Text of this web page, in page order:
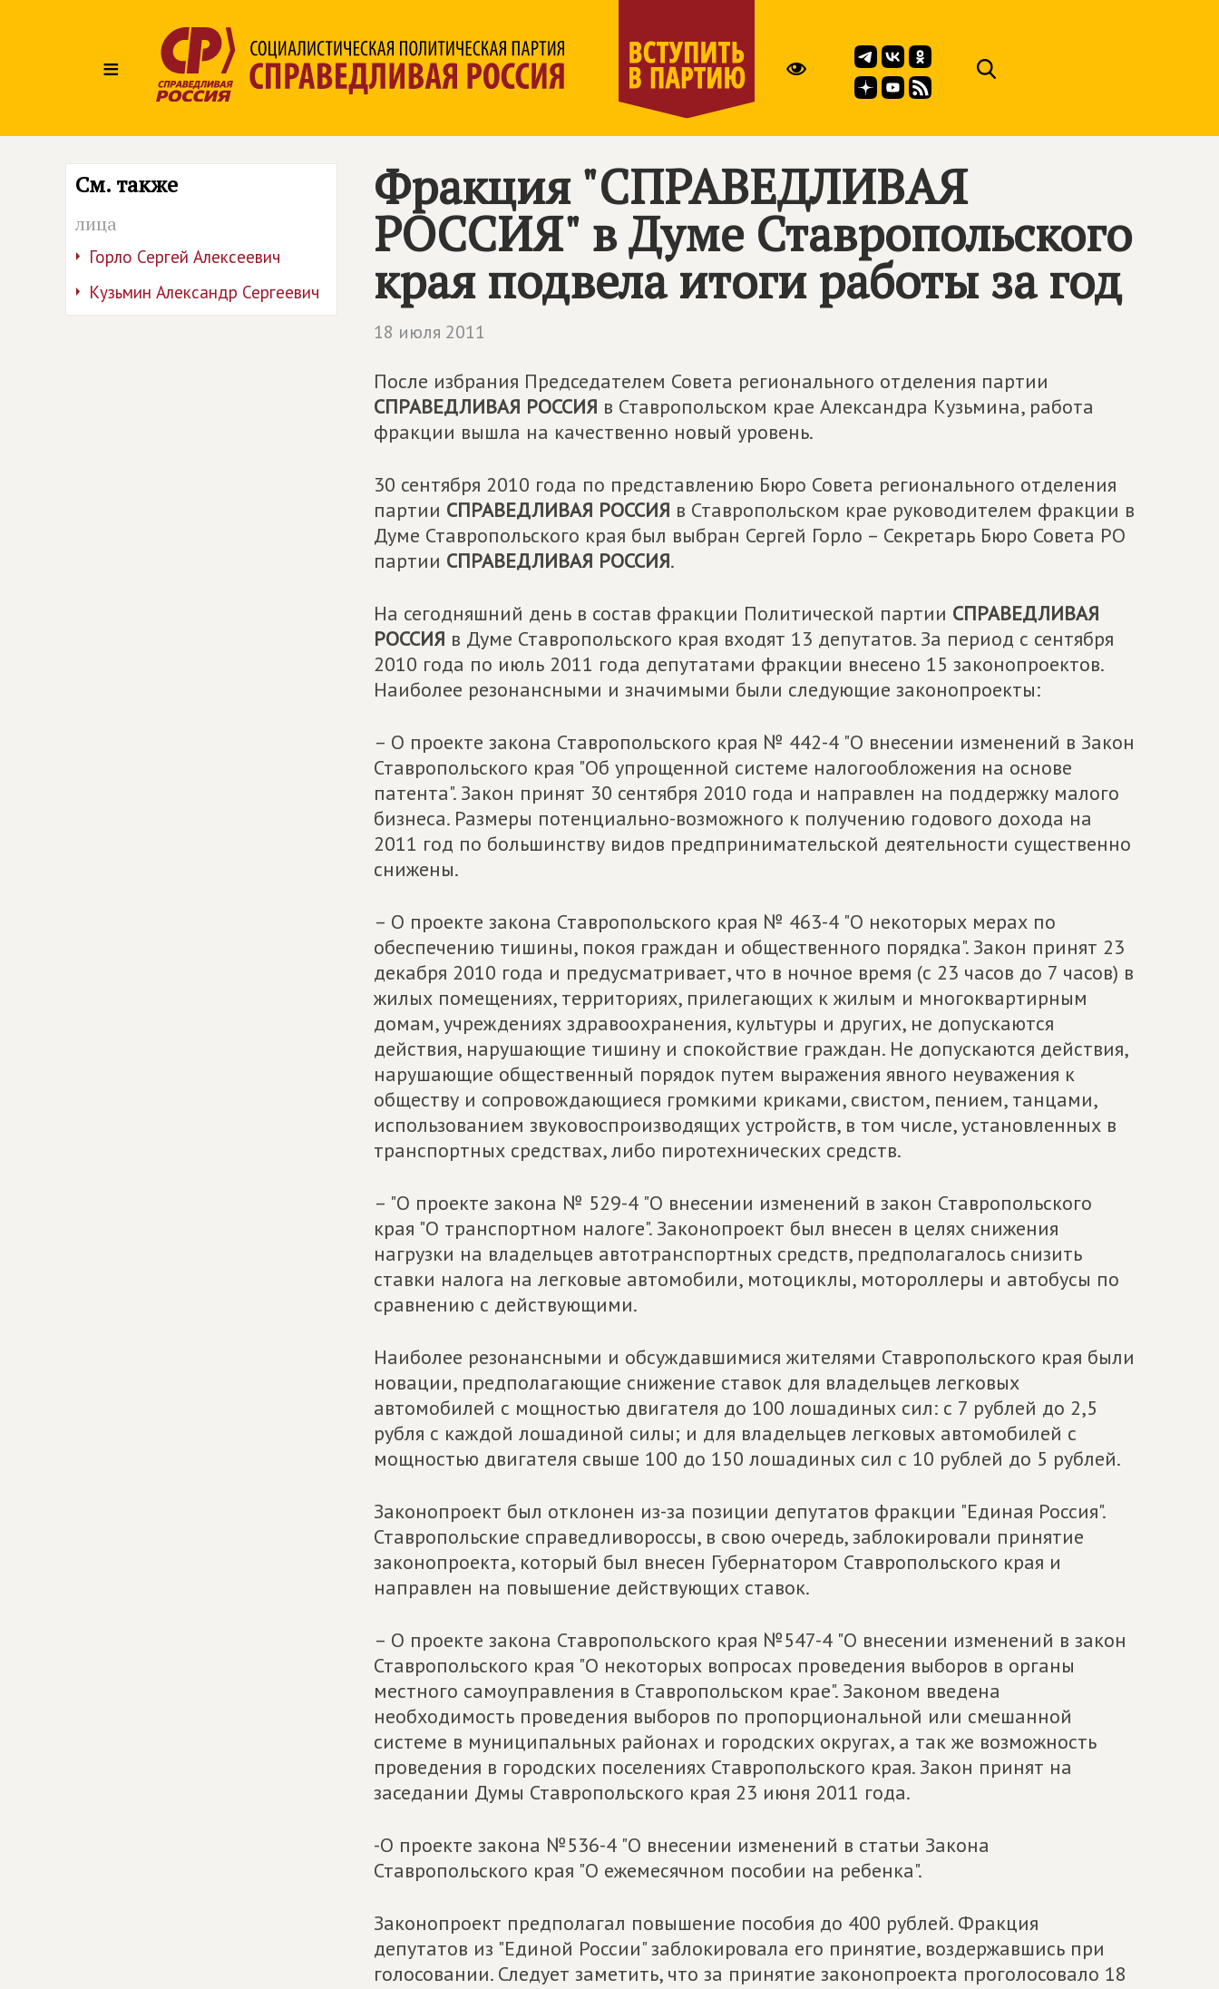
≡
См. также
лица
Горло Сергей Алексеевич
Кузьмин Александр Сергеевич
Фракция "СПРАВЕДЛИВАЯ
РОССИЯ" в Думе Ставропольского
края подвела итоги работы за год
18 июля 2011
После избрания Председателем Совета регионального отделения партии
СПРАВЕДЛИВАЯ РОССИЯ в Ставропольском крае Александра Кузьмина, работа
фракции вышла на качественно новый уровень.
30 сентября 2010 года по представлению Бюро Совета регионального отделения
партии СПРАВЕДЛИВАЯ РОССИЯ в Ставропольском крае руководителем фракции в
Думе Ставропольского края был выбран Сергей Горло – Секретарь Бюро Совета РО
партии СПРАВЕДЛИВАЯ РОССИЯ.
На сегодняшний день в состав фракции Политической партии СПРАВЕДЛИВАЯ
РОССИЯ в Думе Ставропольского края входят 13 депутатов. За период с сентября
2010 года по июль 2011 года депутатами фракции внесено 15 законопроектов.
Наиболее резонансными и значимыми были следующие законопроекты:
– О проекте закона Ставропольского края № 442-4 "О внесении изменений в Закон
Ставропольского края "Об упрощенной системе налогообложения на основе
патента". Закон принят 30 сентября 2010 года и направлен на поддержку малого
бизнеса. Размеры потенциально-возможного к получению годового дохода на
2011 год по большинству видов предпринимательской деятельности существенно
снижены.
– О проекте закона Ставропольского края № 463-4 "О некоторых мерах по
обеспечению тишины, покоя граждан и общественного порядка". Закон принят 23
декабря 2010 года и предусматривает, что в ночное время (с 23 часов до 7 часов) в
жилых помещениях, территориях, прилегающих к жилым и многоквартирным
домам, учреждениях здравоохранения, культуры и других, не допускаются
действия, нарушающие тишину и спокойствие граждан. Не допускаются действия,
нарушающие общественный порядок путем выражения явного неуважения к
обществу и сопровождающиеся громкими криками, свистом, пением, танцами,
использованием звуковоспроизводящих устройств, в том числе, установленных в
транспортных средствах, либо пиротехнических средств.
– "О проекте закона № 529-4 "О внесении изменений в закон Ставропольского
края "О транспортном налоге". Законопроект был внесен в целях снижения
нагрузки на владельцев автотранспортных средств, предполагалось снизить
ставки налога на легковые автомобили, мотоциклы, мотороллеры и автобусы по
сравнению с действующими.
Наиболее резонансными и обсуждавшимися жителями Ставропольского края были
новации, предполагающие снижение ставок для владельцев легковых
автомобилей с мощностью двигателя до 100 лошадиных сил: с 7 рублей до 2,5
рубля с каждой лошадиной силы; и для владельцев легковых автомобилей с
мощностью двигателя свыше 100 до 150 лошадиных сил с 10 рублей до 5 рублей.
Законопроект был отклонен из-за позиции депутатов фракции "Единая Россия".
Ставропольские справедливороссы, в свою очередь, заблокировали принятие
законопроекта, который был внесен Губернатором Ставропольского края и
направлен на повышение действующих ставок.
– О проекте закона Ставропольского края №547-4 "О внесении изменений в закон
Ставропольского края "О некоторых вопросах проведения выборов в органы
местного самоуправления в Ставропольском крае". Законом введена
необходимость проведения выборов по пропорциональной или смешанной
системе в муниципальных районах и городских округах, а так же возможность
проведения в городских поселениях Ставропольского края. Закон принят на
заседании Думы Ставропольского края 23 июня 2011 года.
-О проекте закона №536-4 "О внесении изменений в статьи Закона
Ставропольского края "О ежемесячном пособии на ребенка".
Законопроект предполагал повышение пособия до 400 рублей. Фракция
депутатов из "Единой России" заблокировала его принятие, воздержавшись при
голосовании. Следует заметить, что за принятие законопроекта проголосовало 18